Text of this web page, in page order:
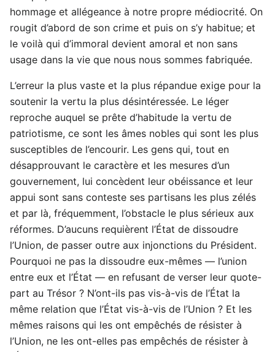
hommage et allégeance à notre propre médiocrité. On
rougit d’abord de son crime et puis on s’y habitue; et
le voilà qui d’immoral devient amoral et non sans
usage dans la vie que nous nous sommes fabriquée.
L’erreur la plus vaste et la plus répandue exige pour la
soutenir la vertu la plus désintéressée. Le léger
reproche auquel se prête d’habitude la vertu de
patriotisme, ce sont les âmes nobles qui sont les plus
susceptibles de l’encourir. Les gens qui, tout en
désapprouvant le caractère et les mesures d’un
gouvernement, lui concèdent leur obéissance et leur
appui sont sans conteste ses partisans les plus zélés
et par là, fréquemment, l’obstacle le plus sérieux aux
réformes. D’aucuns requièrent l’État de dissoudre
l’Union, de passer outre aux injonctions du Président.
Pourquoi ne pas la dissoudre eux-mêmes — l’union
entre eux et l’État — en refusant de verser leur quote-
part au Trésor ? N’ont-ils pas vis-à-vis de l’État la
même relation que l’État vis-à-vis de l’Union ? Et les
mêmes raisons qui les ont empêchés de résister à
l’Union, ne les ont-elles pas empêchés de résister à